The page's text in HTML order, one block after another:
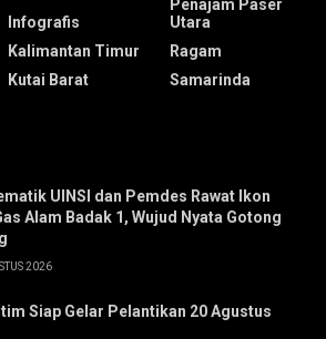
Infografis
Kalimantan Timur
Kutai Barat
Penajam Paser
Utara
Ragam
Samarinda
UINSI dan Pemdes Rawat Ikon
Alam Badak 1, Wujud Nyata Gotong
2026
Siap Gelar Pelantikan 20 Agustus